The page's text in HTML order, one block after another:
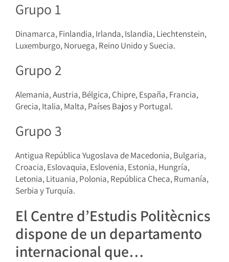
Grupo 1
Dinamarca, Finlandia, Irlanda, Islandia, Liechtenstein,
Luxemburgo, Noruega, Reino Unido y Suecia.
Grupo 2
Alemania, Austria, Bélgica, Chipre, España, Francia,
Grecia, Italia, Malta, Países Bajos y Portugal.
Grupo 3
Antigua República Yugoslava de Macedonia, Bulgaria,
Croacia, Eslovaquia, Eslovenia, Estonia, Hungría,
Letonia, Lituania, Polonia, República Checa, Rumanía,
Serbia y Turquía.
El Centre d’Estudis Politècnics
dispone de un departamento
internacional que…